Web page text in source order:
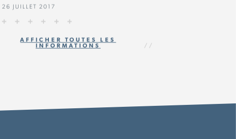
26 JUILLET 2017
AFFICHER TOUTES LES
INFORMATIONS